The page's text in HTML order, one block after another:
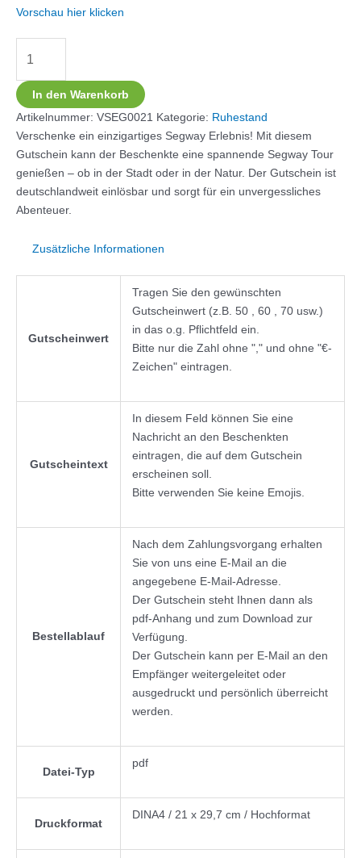
Vorschau hier klicken
In den Warenkorb
Artikelnummer: VSEG0021 Kategorie: Ruhestand
Verschenke ein einzigartiges Segway Erlebnis! Mit diesem
Gutschein kann der Beschenkte eine spannende Segway Tour
genießen – ob in der Stadt oder in der Natur. Der Gutschein ist
deutschlandweit einlösbar und sorgt für ein unvergessliches
Abenteuer.
Zusätzliche Informationen
Gutscheinwert
Tragen Sie den gewünschten
Gutscheinwert (z.B. 50 , 60 , 70 usw.)
in das o.g. Pflichtfeld ein.
Bitte nur die Zahl ohne "," und ohne "€-
Zeichen" eintragen.
Gutscheintext
In diesem Feld können Sie eine
Nachricht an den Beschenkten
eintragen, die auf dem Gutschein
erscheinen soll.
Bitte verwenden Sie keine Emojis.
Bestellablauf
Nach dem Zahlungsvorgang erhalten
Sie von uns eine E-Mail an die
angegebene E-Mail-Adresse.
Der Gutschein steht Ihnen dann als
pdf-Anhang und zum Download zur
Verfügung.
Der Gutschein kann per E-Mail an den
Empfänger weitergeleitet oder
ausgedruckt und persönlich überreicht
werden.
Datei-Typ
pdf
Druckformat
DINA4 / 21 x 29,7 cm / Hochformat